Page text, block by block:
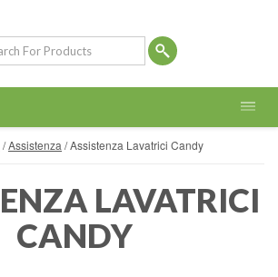
/Assistenza /Assistenza Lavatrici Candy
LAVATRICI
CANDY